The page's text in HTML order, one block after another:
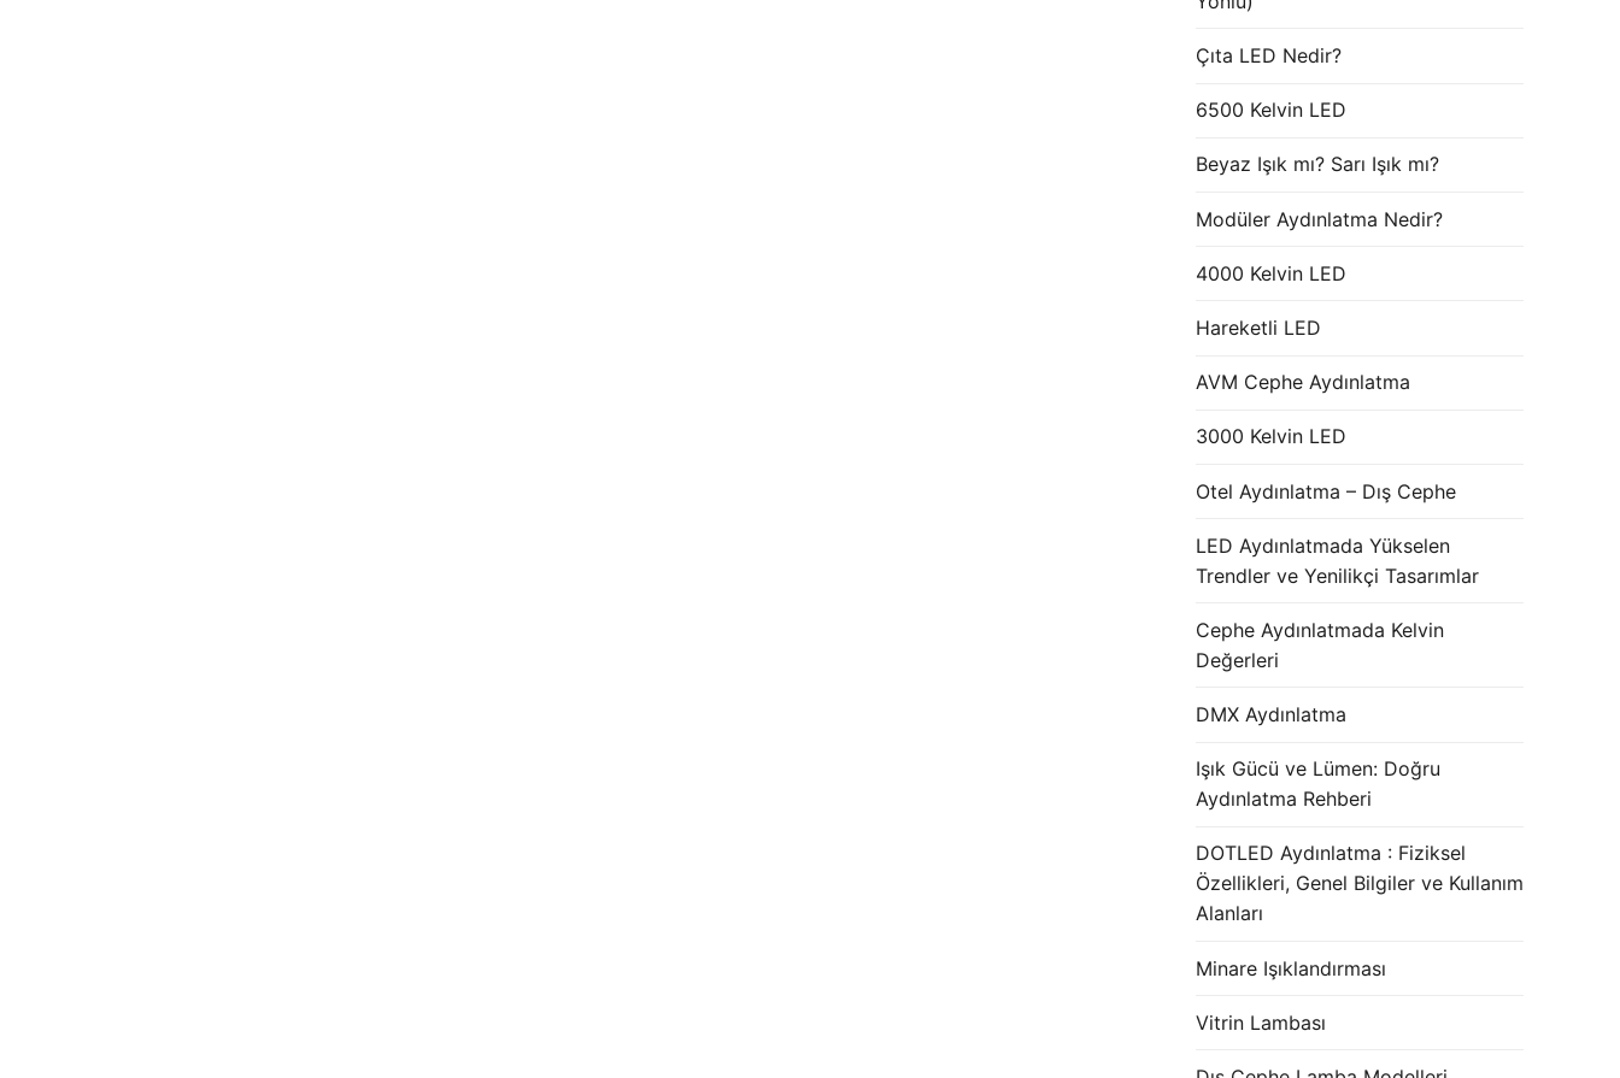
Çıta LED Nedir?
6500 Kelvin LED
Beyaz Işık mı? Sarı Işık mı?
Modüler Aydınlatma Nedir?
4000 Kelvin LED
Hareketli LED
AVM Cephe Aydınlatma
3000 Kelvin LED
Otel Aydınlatma – Dış Cephe
LED Aydınlatmada Yükselen
Trendler ve Yenilikçi Tasarımlar
Cephe Aydınlatmada Kelvin
Değerleri
DMX Aydınlatma
Işık Gücü ve Lümen: Doğru
Aydınlatma Rehberi
DOTLED Aydınlatma : Fiziksel
Özellikleri, Genel Bilgiler ve Kullanım
Alanları
Minare Işıklandırması
Vitrin Lambası